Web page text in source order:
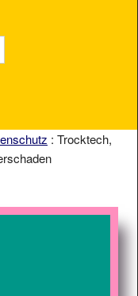
: Trocktech,